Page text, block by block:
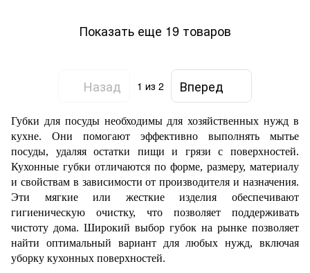
Показать еще 19 товаров
Назад 1 из 2 Вперед
Губки для посуды необходимы для хозяйственных нужд в
кухне. Они помогают эффективно выполнять мытье
посуды, удаляя остатки пищи и грязи с поверхностей.
Кухонные губки отличаются по форме, размеру, материалу
и свойствам в зависимости от производителя и назначения.
Эти мягкие или жесткие изделия обеспечивают
гигиеническую очистку, что позволяет поддерживать
чистоту дома. Широкий выбор губок на рынке позволяет
найти оптимальный вариант для любых нужд, включая
уборку кухонных поверхностей.